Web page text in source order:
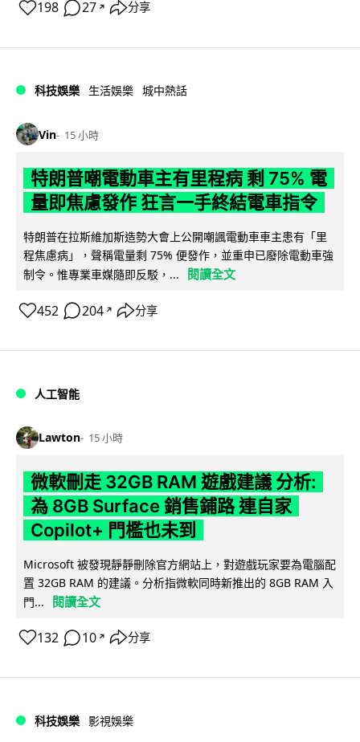
198 27 ↗ 分享
科技娛樂 生活娛樂 城中熱話
Vin 15 小時
特朗普嘲電動車主有里程病 剩 75% 電
量即焦慮發作 狂言一手終結電車指令
特朗普在拉斯維加斯造勢大會上公開嘲諷電動車車主患有「里
程焦慮病」，聲稱電量剩 75% 便發作，並重申已廢除電動車強
制令。惟專業車媒隨即反駁，...
閱讀全文
452 204 ↗ 分享
人工智能
Lawton 15 小時
微軟刪走 32GB RAM 遊戲建議 分析:
為 8GB Surface 銷售鋪路 連自家
Copilot+ 門檻也未到
Microsoft 被發現靜靜刪除官方網站上，對遊戲玩家要為電腦配
置 32GB RAM 的建議。分析指微軟同時新推出的 8GB RAM 入
門...
閱讀全文
132 10 ↗ 分享
科技娛樂 影視娛樂